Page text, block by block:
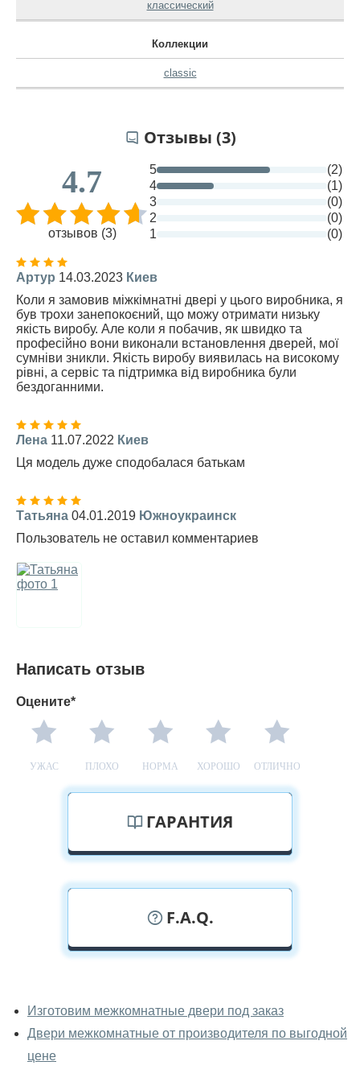
классический
Коллекции
classic
Отзывы (3)
4.7
отзывов (3)
5
(2)
4
(1)
3
(0)
2
(0)
1
(0)
Артур 14.03.2023 Киев
Коли я замовив міжкімнатні двері у цього виробника, я
був трохи занепокоєний, що можу отримати низьку
якість виробу. Але коли я побачив, як швидко та
професійно вони виконали встановлення дверей, мої
сумніви зникли. Якість виробу виявилась на високому
рівні, а сервіс та підтримка від виробника були
бездоганними.
Лена 11.07.2022 Киев
Ця модель дуже сподобалася батькам
Татьяна 04.01.2019 Южноукраинск
Пользователь не оставил комментариев
Написать отзыв
Оцените*
УЖАС ПЛОХО НОРМА ХОРОШО ОТЛИЧНО
ГАРАНТИЯ
F.A.Q.
межкомнатные двери фаворит
вживую?
Да, можно посмотреть межкомнатные двери фаворит
Изготовим межкомнатные двери под заказ
Двери межкомнатные от производителя по выгодной
цене